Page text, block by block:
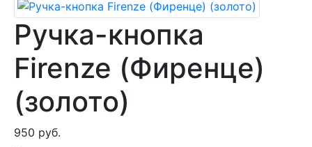
Ручка-кнопка
Firenze (Фиренце)
(золото)
950 руб.